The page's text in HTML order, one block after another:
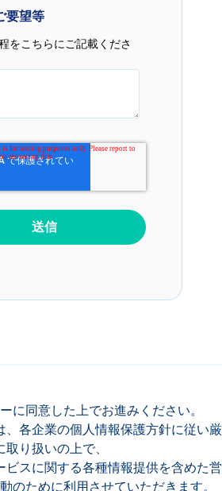
要望等
をこちらにご記載くださ
に同意した上でお進みください。
、各企業の個人情報保護方針に従い厳
取り扱いの上で、
ビスに関する各種情報提供を含めた営
のために利用させていただきます。